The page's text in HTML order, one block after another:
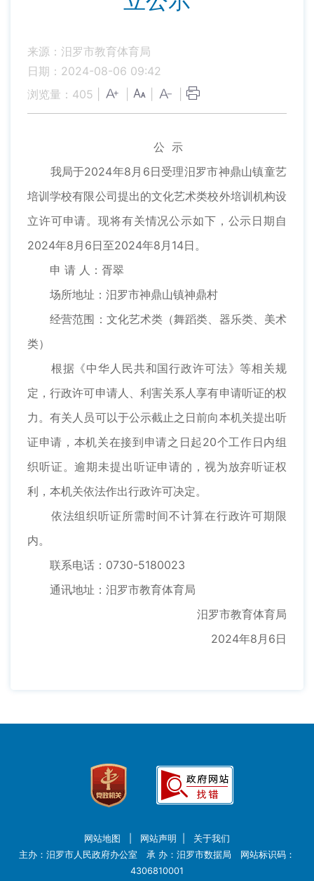
来源：汨罗市教育体育局
日期：2024-08-06 09:42
浏览量： 405
公 示
我局于2024年8月6日受理汨罗市神鼎山镇童艺
培训学校有限公司提出的文化艺术类校外培训机构设
立许可申请。现将有关情况公示如下，公示日期自
2024年8月6日至2024年8月14日。
申 请 人：胥翠
场所地址：汨罗市神鼎山镇神鼎村
经营范围：文化艺术类（舞蹈类、器乐类、美术
类）
根据《中华人民共和国行政许可法》等相关规
定，行政许可申请人、利害关系人享有申请听证的权
力。有关人员可以于公示截止之日前向本机关提出听
证申请，本机关在接到申请之日起20个工作日内组
织听证。逾期未提出听证申请的，视为放弃听证权
利，本机关依法作出行政许可决定。
依法组织听证所需时间不计算在行政许可期限
内。
联系电话：0730-5180023
通讯地址：汨罗市教育体育局
汨罗市教育体育局
2024年8月6日
网站地图 网站声明
关于我们
主办：汨罗市人民政府办公室 承 办：汨罗市数据局 网站标识码：
4306810001